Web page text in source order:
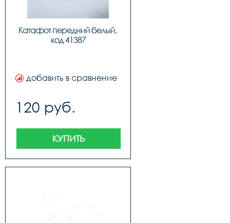
Катафот передний белый,
код 41387
добавить в сравнение
120 руб.
КУПИТЬ